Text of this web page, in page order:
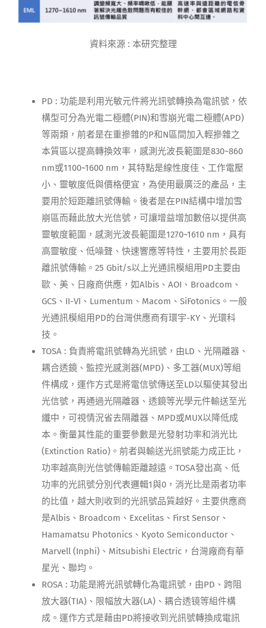
資料來源 : 本研究整理
PD : 功能是利用光敏元件將光訊號轉換為電訊號，依
構型可分為光電二極體(PIN)和雪崩光電二極體(APD)
等兩類，前者是在重摻雜的P和N區間加入輕摻雜之
本質區以提高轉換效率，感測光波長範圍是830~860
nm或1100~1600 nm，其特點是線性度佳、工作電壓
小、靈敏度低與價格便宜，為使用最廣泛的產品，主
要用於短距離訊號傳輸。後者是在PIN結構中增加雪
崩區而藉此放大光信號，可讓增益增加數倍以提供高
靈敏度範圍，感測光波長範圍是1270~1610 nm，具有
高靈敏度、低噪聲、快速響應等特性，主要用於長距
離訊號傳輸。25 Gbit/s以上光通訊模組用PD主要由
歐、美、日廠商供應，如Albis、AOI、Broadcom、
GCS、II-VI、Lumentum、Macom、SiFotonics。一般
光通訊模組用PD的台灣供應商有環宇-KY、光環科
技。
TOSA : 負責將電訊號轉為光訊號，由LD、光隔離器、
耦合透鏡、監控光感測器(MPD)、多工器(MUX)等組
件構成，運作方式是將電信號傳送至LD以驅使其發出
光信號，再通過光隔離器、透鏡等光學元件輸送至光
纖中，可視情況省去隔離器、MPD或MUX以降低成
本。衡量其性能的重要參數是光發射功率和消光比
(Extinction Ratio)。前者與輸送光訊號能力成正比，
功率越高則光信號傳輸距離越遠。TOSA發出高、低
功率的光訊號分別代表邏輯1與0，消光比是兩者功率
的比值，越大則收到的光訊號品質越好。主要供應商
是Albis、Broadcom、Excelitas、First Sensor、
Hamamatsu Photonics、Kyoto Semiconductor、
Marvell (Inphi)、Mitsubishi Electric，台灣廠商有華
星光、聯均。
ROSA : 功能是將光訊號轉化為電訊號，由PD、跨阻
放大器(TIA)、限幅放大器(LA)、耦合透镜等組件構
成。運作方式是藉由PD將接收到光訊號轉換成電訊